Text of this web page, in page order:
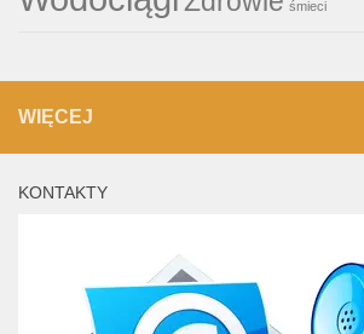
śmieci
WIĘCEJ
KONTAKTY